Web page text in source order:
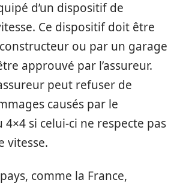
d’un dispositif de
Ce dispositif doit être
ou par un garage
approuvé par l’assureur.
peut refuser de
causés par le
si celui-ci ne respecte pas
vitesse.
comme la France,